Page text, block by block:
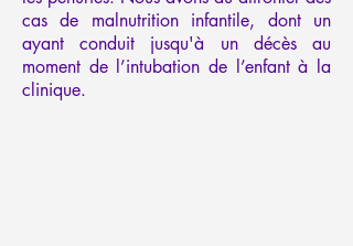
cas de malnutrition infantile, dont un
ayant conduit jusqu'à un décès au
moment de l’intubation de l’enfant à la
clinique.